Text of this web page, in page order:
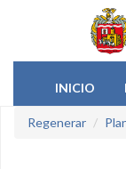
Pasar al contenido
INICIO
Regenerar